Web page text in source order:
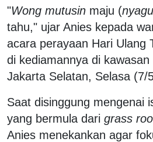
"Wong mutusin maju (
tahu," ujar Anies kepada
acara perayaan Hari Ulang
di kediamannya di kawasan
Jakarta Selatan, Selasa (7/
Saat disinggung mengenai
yang bermula dari grass
Anies menekankan agar